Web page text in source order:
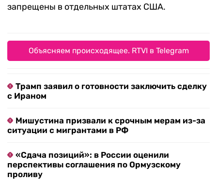
запрещены в отдельных штатах США.
Объясняем происходящее. RTVI в Telegram
Трамп заявил о готовности заключить сделку
с Ираном
Мишустина призвали к срочным мерам из-за
ситуации с мигрантами в РФ
«Сдача позиций»: в России оценили
перспективы соглашения по Ормузскому
проливу